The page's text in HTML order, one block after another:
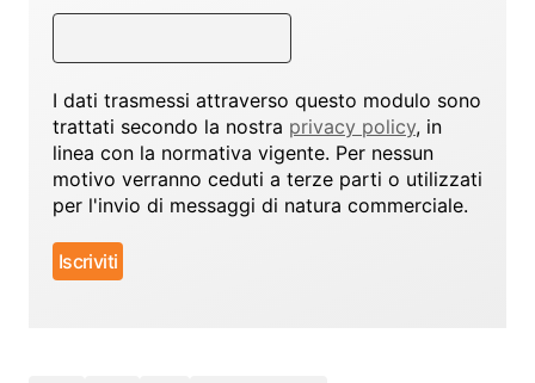
I dati trasmessi attraverso questo modulo sono
trattati secondo la nostra privacy policy, in
linea con la normativa vigente. Per nessun
motivo verranno ceduti a terze parti o utilizzati
per l'invio di messaggi di natura commerciale.